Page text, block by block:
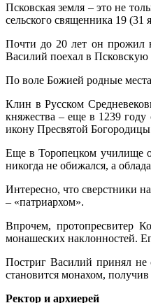
Псковская земля – это не
сельского священника 19 (31
Почти до 20 лет он прожил
Василий поехал в Псковскую
По воле Божией родные
Клин в Русском
княжества – еще в 1239
икону Пресвятой
Еще в Торопецком училище
никогда не обижался, а
Интересно, что сверстники
– «патриархом».
Впрочем, протопресвитер
монашеских наклонностей.
Постриг Василий принял не
становится монахом,
Ректор и архиерей